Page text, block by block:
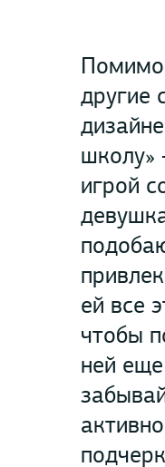
Помимо
другие
школу»
игрой
ей все
чтобы
ней